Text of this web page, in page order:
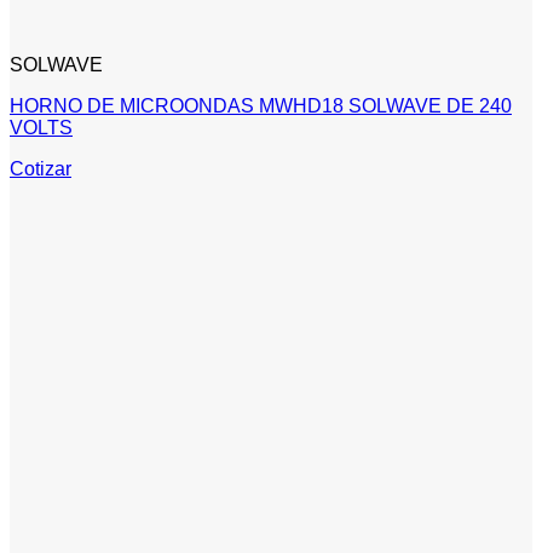
SOLWAVE
HORNO DE MICROONDAS MWHD18 SOLWAVE DE 240
VOLTS
Cotizar